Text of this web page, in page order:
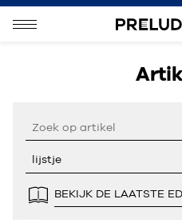
BEKIJK DE LAATSTE